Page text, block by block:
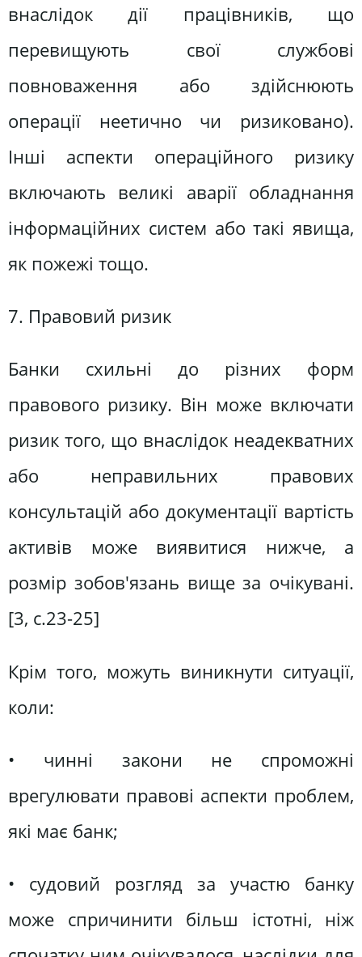
внаслідок дії працівників, що
перевищують свої службові
повноваження або здійснюють
операції неетично чи ризиковано).
Інші аспекти операційного ризику
включають великі аварії обладнання
інформаційних систем або такі явища,
як пожежі тощо.
7. Правовий ризик
Банки схильні до різних форм
правового ризику. Він може включати
ризик того, що внаслідок неадекватних
або неправильних правових
консультацій або документації вартість
активів може виявитися нижче, а
розмір зобов'язань вище за очікувані.
[3, c.23-25]
Крім того, можуть виникнути ситуації,
коли:
• чинні закони не спроможні
врегулювати правові аспекти проблем,
які має банк;
• судовий розгляд за участю банку
може спричинити більш істотні, ніж